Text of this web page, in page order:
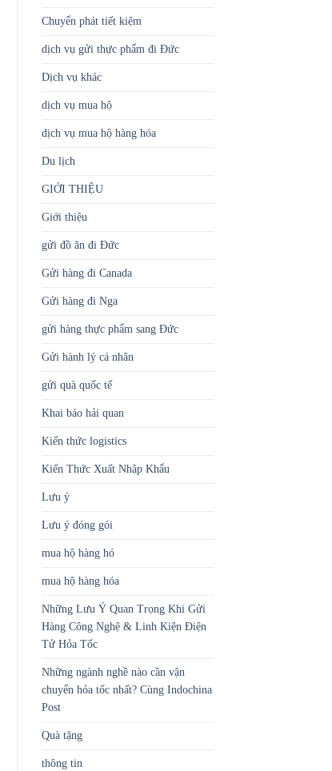
Chuyển phát tiết kiệm
dịch vụ gửi thực phẩm đi Đức
Dịch vụ khác
dịch vụ mua hộ
dịch vụ mua hộ hàng hóa
Du lịch
GIỚI THIỆU
Giới thiệu
gửi đồ ăn đi Đức
Gửi hàng đi Canada
Gửi hàng đi Nga
gửi hàng thực phẩm sang Đức
Gửi hành lý cá nhân
gửi quà quốc tế
Khai báo hải quan
Kiến thức logistics
Kiến Thức Xuất Nhập Khẩu
Lưu ý
Lưu ý đóng gói
mua hộ hàng hó
mua hộ hàng hóa
Những Lưu Ý Quan Trọng Khi Gửi
Hàng Công Nghệ & Linh Kiện Điện
Tử Hỏa Tốc
Những ngành nghề nào cần vận
chuyển hỏa tốc nhất? Cùng Indochina
Post
Quà tặng
thông tin